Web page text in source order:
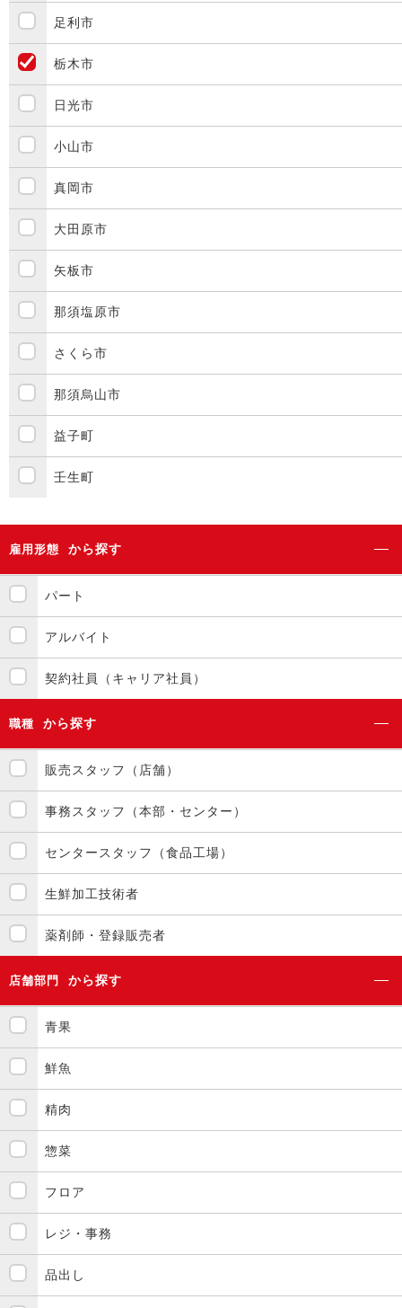
足利市
栃木市
日光市
小山市
真岡市
大田原市
矢板市
那須塩原市
さくら市
那須烏山市
益子町
壬生町
雇用形態 から探す
パート
アルバイト
契約社員（キャリア社員）
職種 から探す
販売スタッフ（店舗）
事務スタッフ（本部・センター）
センタースタッフ（食品工場）
生鮮加工技術者
薬剤師・登録販売者
店舗部門 から探す
青果
鮮魚
精肉
惣菜
フロア
レジ・事務
品出し